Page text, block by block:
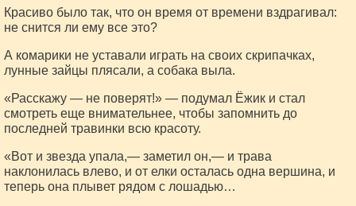
Красиво было так, что он время от времени вздрагивал:
не снится ли ему все это?
А комарики не уставали играть на своих скрипачках,
лунные зайцы плясали, а собака выла.
«Расскажу — не поверят!» — подумал Ёжик и стал
смотреть еще внимательнее, чтобы запомнить до
последней травинки всю красоту.
«Вот и звезда упала,— заметил он,— и трава
наклонилась влево, и от елки осталась одна вершина, и
теперь она плывет рядом с лошадью…